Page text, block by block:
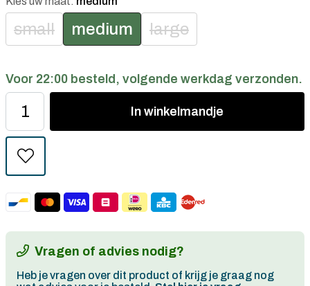
small medium large
Voor 22:00 besteld, volgende werkdag verzonden.
In winkelmandje
Vragen of advies nodig?
Heb je vragen over dit product of krijg je graag nog